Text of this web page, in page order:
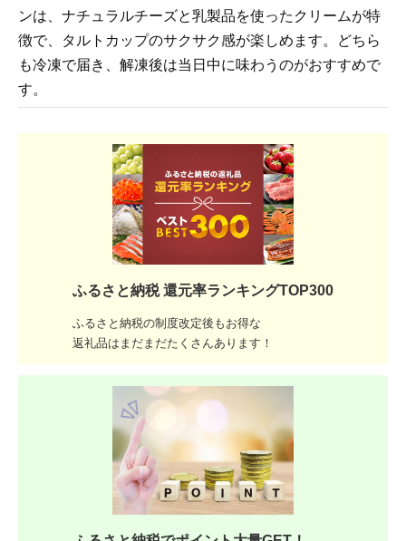
ンは、ナチュラルチーズと乳製品を使ったクリームが特
徴で、タルトカップのサクサク感が楽しめます。どちら
も冷凍で届き、解凍後は当日中に味わうのがおすすめで
す。
ふるさと納税 還元率ランキングTOP300
ふるさと納税の制度改定後もお得な
返礼品はまだまだたくさんあります！